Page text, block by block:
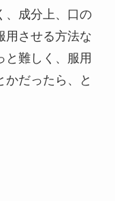
、成分上、口の
用させる方法な
と難しく、服用
かだったら、と